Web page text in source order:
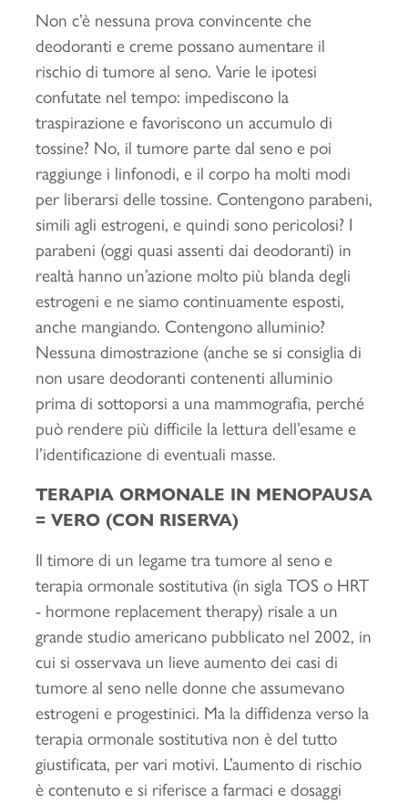
Non c’è nessuna prova convincente che
deodoranti e creme possano aumentare il
rischio di tumore al seno. Varie le ipotesi
confutate nel tempo: impediscono la
traspirazione e favoriscono un accumulo di
tossine? No, il tumore parte dal seno e poi
raggiunge i linfonodi, e il corpo ha molti modi
per liberarsi delle tossine. Contengono parabeni,
simili agli estrogeni, e quindi sono pericolosi? I
parabeni (oggi quasi assenti dai deodoranti) in
realtà hanno un’azione molto più blanda degli
estrogeni e ne siamo continuamente esposti,
anche mangiando. Contengono alluminio?
Nessuna dimostrazione (anche se si consiglia di
non usare deodoranti contenenti alluminio
prima di sottoporsi a una mammografia, perché
può rendere più difficile la lettura dell’esame e
l’identificazione di eventuali masse.
TERAPIA ORMONALE IN MENOPAUSA
= VERO (CON RISERVA)
Il timore di un legame tra tumore al seno e
terapia ormonale sostitutiva (in sigla TOS o HRT
- hormone replacement therapy) risale a un
grande studio americano pubblicato nel 2002, in
cui si osservava un lieve aumento dei casi di
tumore al seno nelle donne che assumevano
estrogeni e progestinici. Ma la diffidenza verso la
terapia ormonale sostitutiva non è del tutto
giustificata, per vari motivi. L’aumento di rischio
è contenuto e si riferisce a farmaci e dosaggi